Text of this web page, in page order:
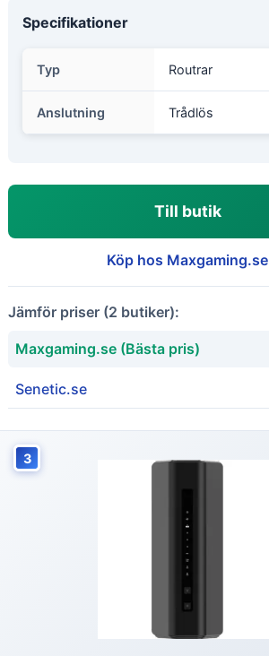
Specifikationer
Typ Routrar
Anslutning Trådlös
Till butik
Köp hos Maxgaming.se
Jämför priser (2 butiker):
Maxgaming.se (Bästa pris)
Senetic.se
3